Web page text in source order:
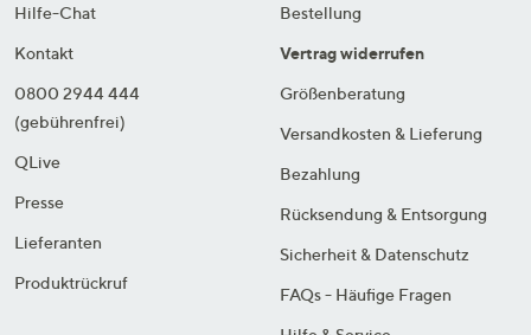
Hilfe-Chat
Kontakt
0800 2944 444
(gebührenfrei)
QLive
Presse
Lieferanten
Produktrückruf
Bestellung
Vertrag widerrufen
Größenberatung
Versandkosten & Lieferung
Bezahlung
Rücksendung & Entsorgung
Sicherheit & Datenschutz
FAQs - Häufige Fragen